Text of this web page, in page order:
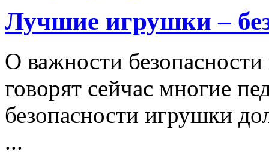
Лучшие игрушки –
О важности
говорят сейчас многие
безопасности игрушки
...